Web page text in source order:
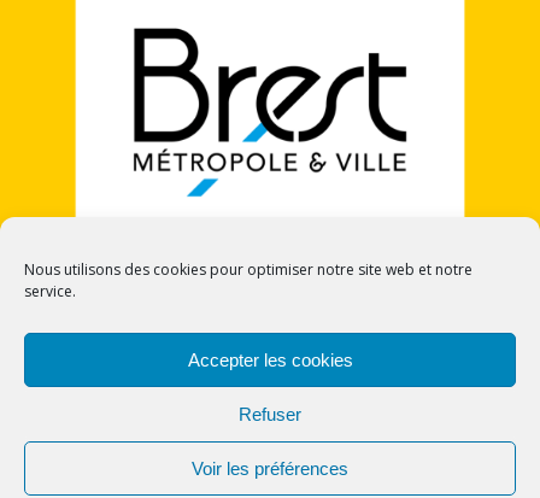
Nous utilisons des cookies pour optimiser notre site web et notre
service.
Accepter les cookies
Refuser
Voir les préférences
POLITIQUE DE COOKIES (UE)
© 2026 CECI - Cercle Europe Citoyennetés et